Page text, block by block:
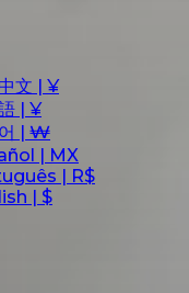
文 | ¥
| ¥
| ₩
| MX
| R$
| $